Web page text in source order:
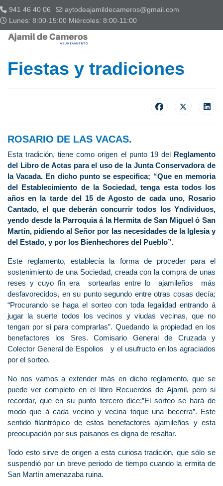
941 46 40 06
aytodeajamildecameros@gmail.com
Lunes: 8:00-15:00 Miércoles: 8:00-11:00
Fiestas y tradiciones
ROSARIO DE LAS VACAS.
Esta tradición, tiene como origen el punto 19 del Reglamento
del Libro de Actas para el uso de la Junta Conservadora de
la Vacada. En dicho punto se especifica; “Que en memoria
del Establecimiento de la Sociedad, tenga esta todos los
años en la tarde del 15 de Agosto de cada uno, Rosario
Cantado, el que deberán concurrir todos los Yndividuos,
yendo desde la Parroquia á la Hermita de San Miguel ó San
Martín, pidiendo al Señor por las necesidades de la Iglesia y
del Estado, y por los Bienhechores del Pueblo”.
Este reglamento, establecía la forma de proceder para el
sostenimiento de una Sociedad, creada con la compra de unas
reses y cuyo fin era sortearlas entre lo ajamileños más
desfavorecidos, en su punto segundo entre otras cosas decía;
“Procurando se haga el sorteo con toda legalidad entrando á
jugar la suerte todos los vecinos y viudas vecinas, que no
tengan por si para comprarlas”. Quedando la propiedad en los
benefactores los Sres. Comisario General de Cruzada y
Colector General de Espolios y el usufructo en los agraciados
por el sorteo.
No nos vamos a extender más en dicho reglamento, que se
puede ver completo en el libro Recuerdos de Ajamil, pero si
recordar, que en su punto tercero dice;”El sorteo se hará de
modo que á cada vecino y vecina toque una becerra”. Este
sentido filantrópico de estos benefactores ajamileños y esta
preocupación por sus paisanos es digna de resaltar.
Todo esto sirve de origen a esta curiosa tradición, que sólo se
suspendió por un breve periodo de tiempo cuando la ermita de
San Martín amenazaba ruina.